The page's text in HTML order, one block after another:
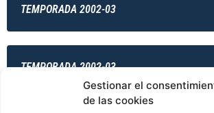
Gestionar el
de las cookies
TEMPORADA 2002-03
TEMPORADA 2002-03